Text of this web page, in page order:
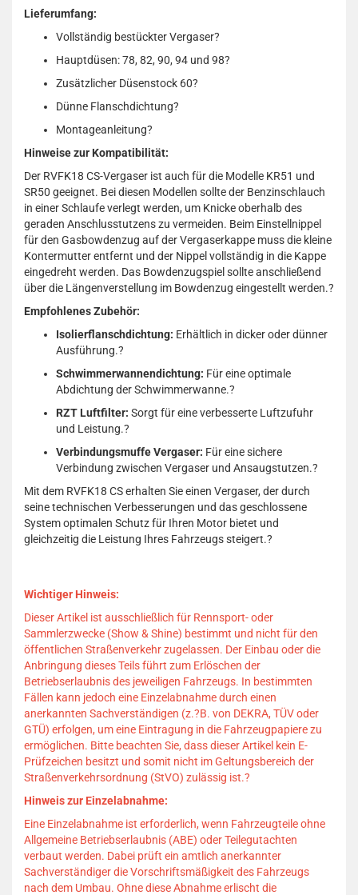
Lieferumfang:
Vollständig bestückter Vergaser?
Hauptdüsen: 78, 82, 90, 94 und 98?
Zusätzlicher Düsenstock 60?
Dünne Flanschdichtung?
Montageanleitung?
Hinweise zur Kompatibilität:
Der RVFK18 CS-Vergaser ist auch für die Modelle KR51 und
SR50 geeignet. Bei diesen Modellen sollte der Benzinschlauch
in einer Schlaufe verlegt werden, um Knicke oberhalb des
geraden Anschlusstutzens zu vermeiden. Beim Einstellnippel
für den Gasbowdenzug auf der Vergaserkappe muss die kleine
Kontermutter entfernt und der Nippel vollständig in die Kappe
eingedreht werden. Das Bowdenzugspiel sollte anschließend
über die Längenverstellung im Bowdenzug eingestellt werden.?
Empfohlenes Zubehör:
Isolierflanschdichtung: Erhältlich in dicker oder dünner
Ausführung.?
Schwimmerwannendichtung: Für eine optimale
Abdichtung der Schwimmerwanne.?
RZT Luftfilter: Sorgt für eine verbesserte Luftzufuhr
und Leistung.?
Verbindungsmuffe Vergaser: Für eine sichere
Verbindung zwischen Vergaser und Ansaugstutzen.?
Mit dem RVFK18 CS erhalten Sie einen Vergaser, der durch
seine technischen Verbesserungen und das geschlossene
System optimalen Schutz für Ihren Motor bietet und
gleichzeitig die Leistung Ihres Fahrzeugs steigert.?
Wichtiger Hinweis:
Dieser Artikel ist ausschließlich für Rennsport- oder
Sammlerzwecke (Show & Shine) bestimmt und nicht für den
öffentlichen Straßenverkehr zugelassen. Der Einbau oder die
Anbringung dieses Teils führt zum Erlöschen der
Betriebserlaubnis des jeweiligen Fahrzeugs. In bestimmten
Fällen kann jedoch eine Einzelabnahme durch einen
anerkannten Sachverständigen (z.?B. von DEKRA, TÜV oder
GTÜ) erfolgen, um eine Eintragung in die Fahrzeugpapiere zu
ermöglichen. Bitte beachten Sie, dass dieser Artikel kein E-
Prüfzeichen besitzt und somit nicht im Geltungsbereich der
Straßenverkehrsordnung (StVO) zulässig ist.?
Hinweis zur Einzelabnahme:
Eine Einzelabnahme ist erforderlich, wenn Fahrzeugteile ohne
Allgemeine Betriebserlaubnis (ABE) oder Teilegutachten
verbaut werden. Dabei prüft ein amtlich anerkannter
Sachverständiger die Vorschriftsmäßigkeit des Fahrzeugs
nach dem Umbau. Ohne diese Abnahme erlischt die